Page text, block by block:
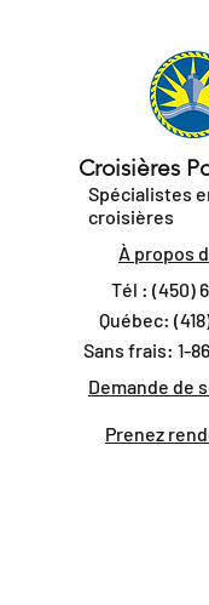
Croisières
Spécialistes
croisières
À propos
Tél : (450)
Québec:
Sans frais: 1-
Demande de
Prenez